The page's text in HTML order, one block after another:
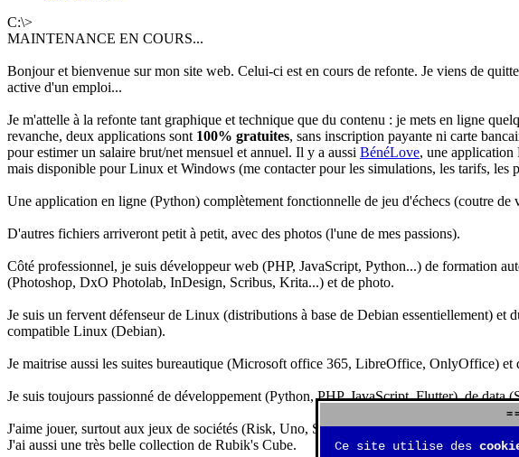
C:\>
MAINTENANCE EN COURS...
Bonjour et bienvenue sur mon site web. Celui-ci est en cours de refonte. Je viens de
active d'un emploi...
Je m'attelle à la refonte tant graphique et technique que du contenu : je mets en ligne
revanche, deux applications sont 100% gratuites, sans inscription payante ni carte
pour estimer un salaire brut/net mensuel et annuel. Il y a aussi BénéLove, une application
mais disponible pour Linux et Windows (me contacter pour les simulations, les tarifs, les
Une application en ligne (Python) complètement fonctionnelle de jeu d'échecs (coutre
D'autres fichiers arriveront petit à petit, avec des photos (l'une de mes passions).
Côté professionnel, je suis développeur web (PHP, JavaScript, Python...) de formation
(Photoshop, DxO Photolab, InDesign, Scribus, Krita...) et de photo.
Je suis un fervent défenseur de Linux (distributions à base de Debian essentiellement)
compatible Linux (Debian).
Je maitrise aussi les suites bureautique (Microsoft office 365, LibreOffice, OnlyOffice)
Je suis toujours passionné de développement (Python, PHP, JavaScript, Flutter), de
J'aime jouer, surtout aux jeux de sociétés (Risk, Uno, Scrabble...), mais aussi aux jeux
J'ai aussi une très belle collection de Rubik's Cube.
Ce site utilise des